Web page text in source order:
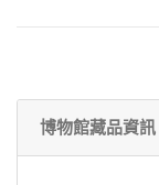
博物館藏品資訊